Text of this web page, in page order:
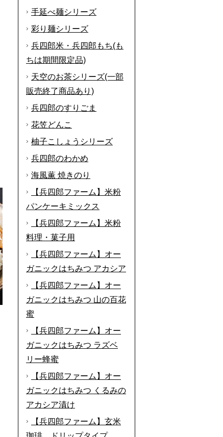
手延べ麺シリーズ
彩り麺シリーズ
兵四郎米・兵四郎もち(も
ちは期間限定品)
天空のお茶シリーズ(一部
販売終了商品あり)
兵四郎のすりごま
花笠どんこ
柚子こしょうシリーズ
兵四郎のわかめ
海風薫 焼きのり
【兵四郎ファーム】米粉
パンケーキミックス
【兵四郎ファーム】米粉
料理・菓子用
【兵四郎ファーム】オー
ガニックはちみつ アカシア
【兵四郎ファーム】オー
ガニックはちみつ 山の百花
蜜
【兵四郎ファーム】オー
ガニックはちみつ ラズベ
リー蜂蜜
【兵四郎ファーム】オー
ガニックはちみつ くるみの
アカシア漬け
【兵四郎ファーム】玄米